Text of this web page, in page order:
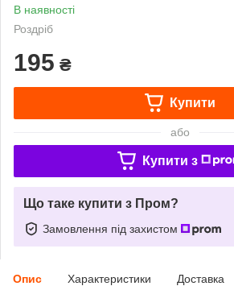
В наявності
Роздріб
195 ₴
Купити
або
Купити з
Що таке купити з Пром?
Замовлення під захистом
Опис Характеристики Доставка